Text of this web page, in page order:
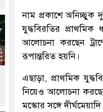
নাম প্রকাশে অনিচ্ছুক
যুদ্ধবিরতির
আলোচনা করছেন
রূপান্তরিত হয়নি।
এছাড়া, প্রাথমিক
নিয়েও আলোচনা করছেন
মস্কোর সঙ্গে